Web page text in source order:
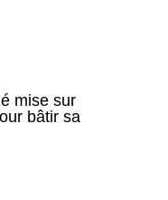
mise sur
bâtir sa